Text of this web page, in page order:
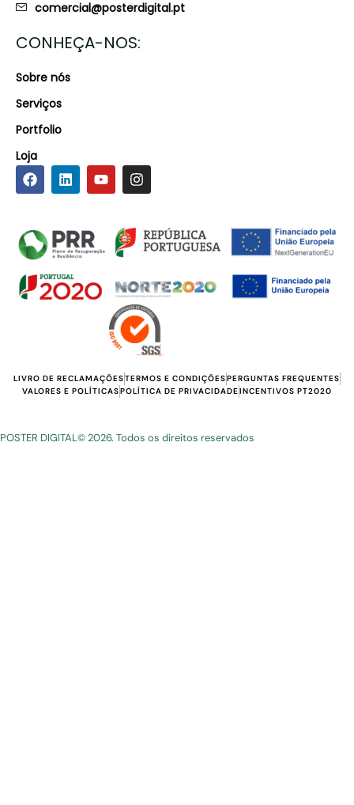
comercial@posterdigital.pt
CONHEÇA-NOS:
Sobre nós
Serviços
Portfolio
Loja
LIVRO DE RECLAMAÇÕESTERMOS E CONDIÇÕESPERGUNTAS FREQUENTES
VALORES E POLÍTICASPOLÍTICA DE PRIVACIDADEINCENTIVOS PT2020
POSTER DIGITAL© 2026. Todos os direitos reservados